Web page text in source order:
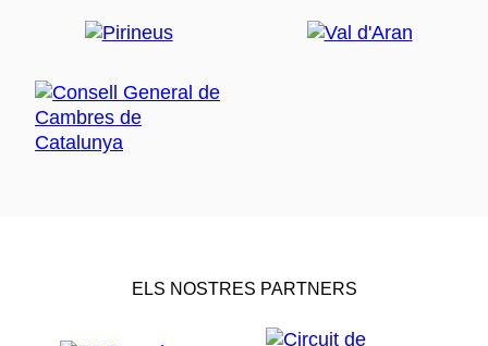
ELS NOSTRES PARTNERS